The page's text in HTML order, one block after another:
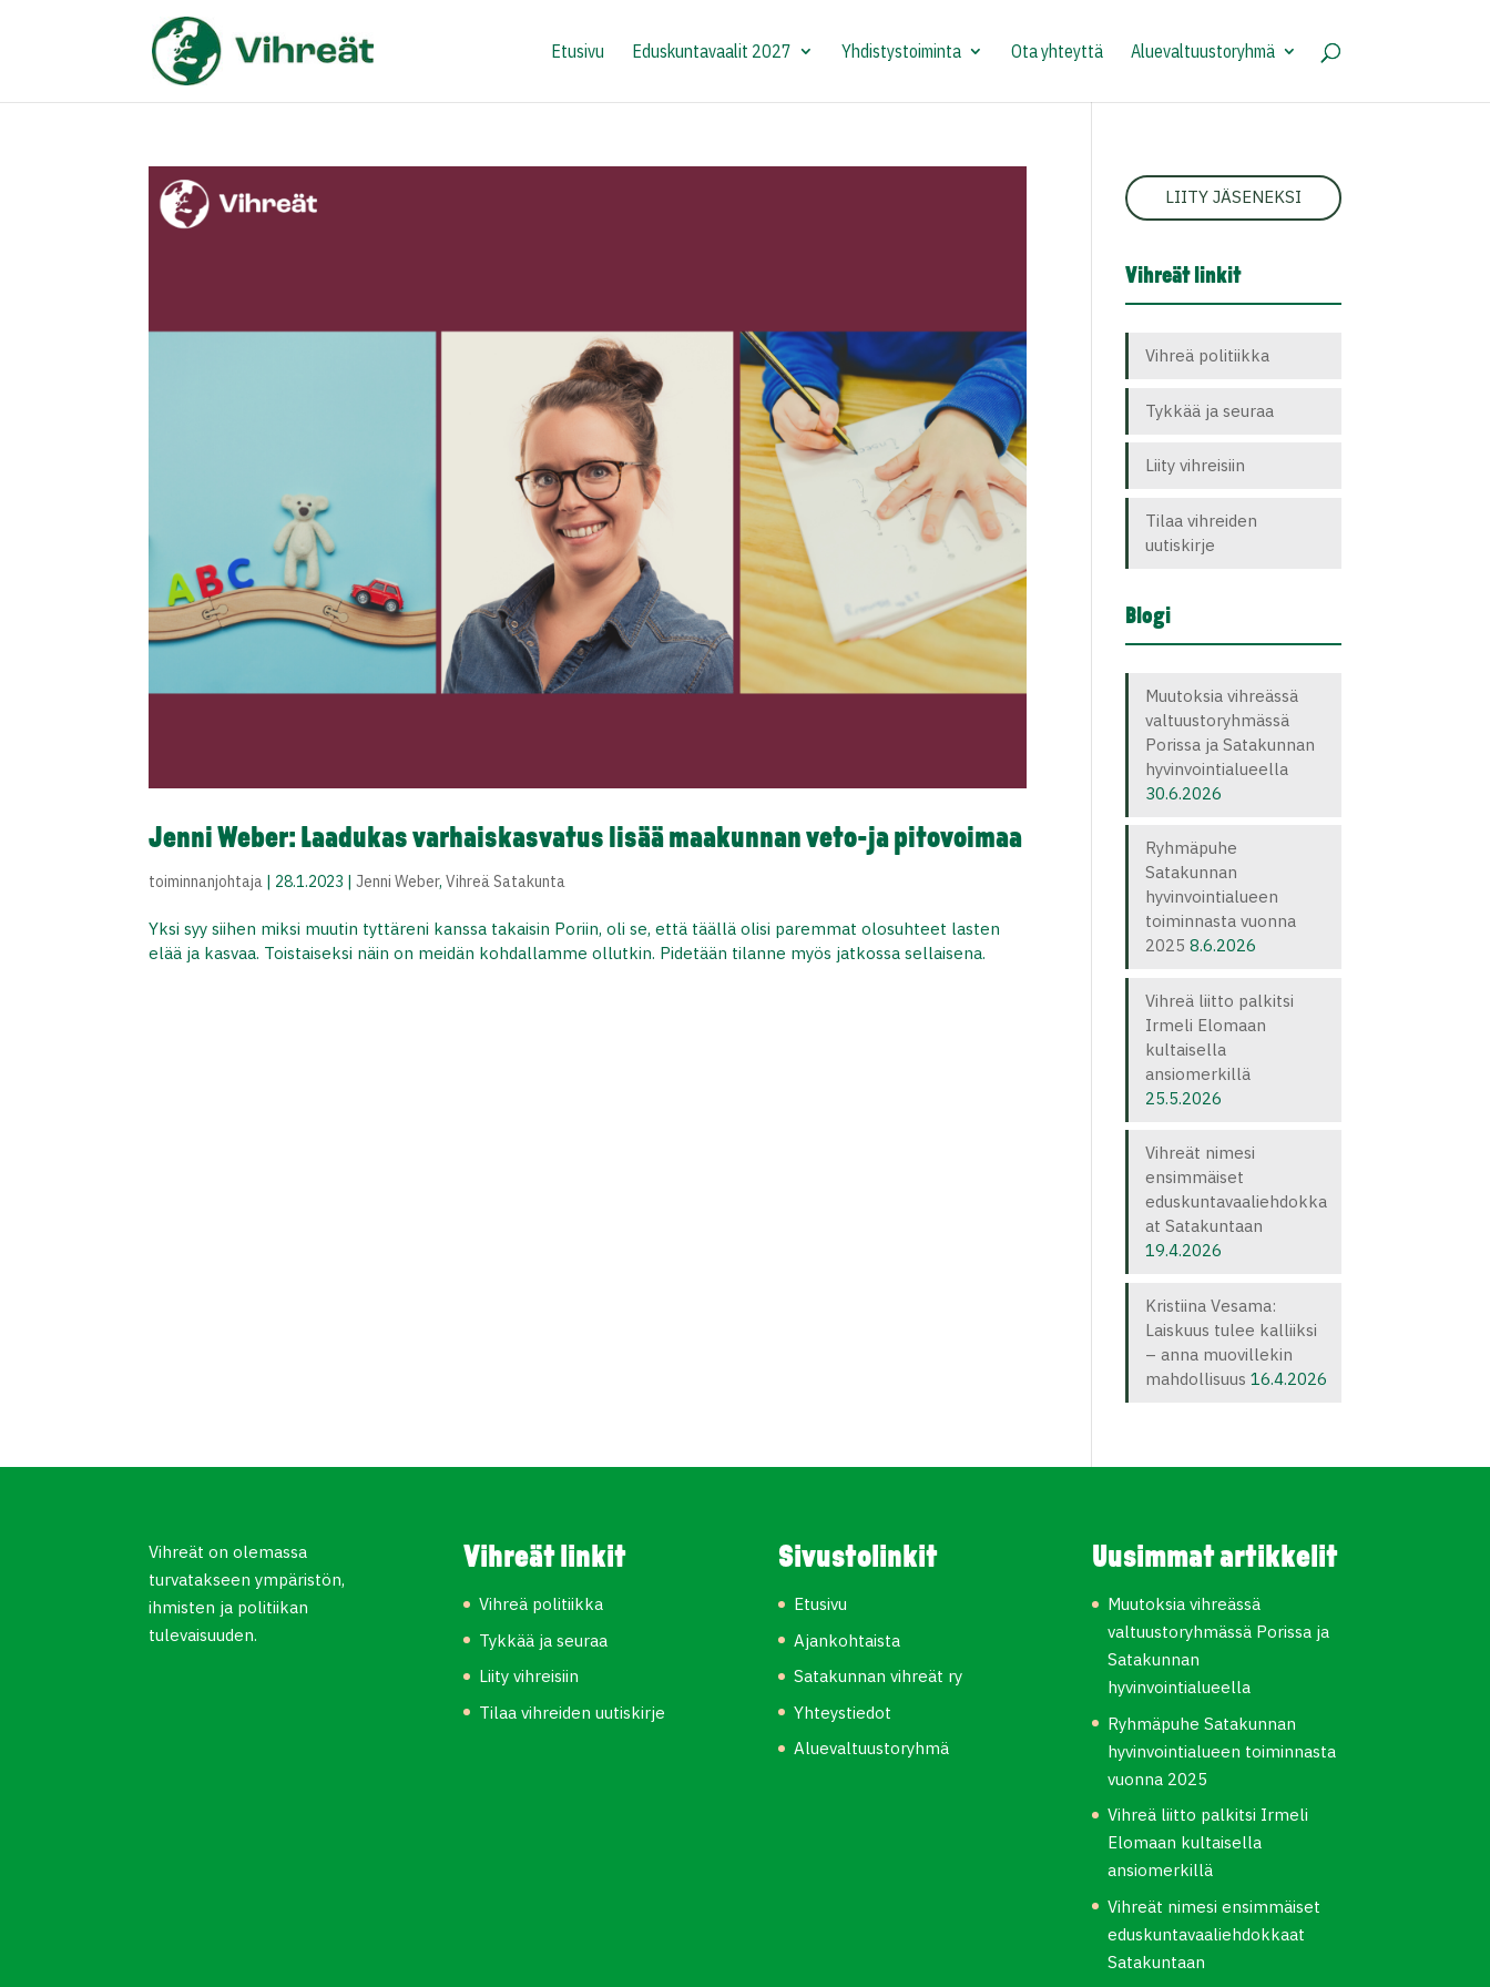
Etusivu Eduskuntavaalit 2027 Yhdistystoiminta Ota yhteyttä Aluevaltuustoryhmä
Jenni Weber: Laadukas varhaiskasvatus lisää maakunnan veto-ja pitovoimaa
toiminnanjohtaja 28.1.2023 |Jenni Weber,Vihreä Satakunta
Yksi syy siihen miksi muutin tyttäreni kanssa takaisin Poriin, oli se, että täällä olisi paremmat olosuhteet lasten
elää ja kasvaa. Toistaiseksi näin on meidän kohdallamme ollutkin. Pidetään tilanne myös jatkossa sellaisena.
LIITY JÄSENEKSI
Vihreät linkit
Vihreä politiikka
Tykkää ja seuraa
Liity vihreisiin
Tilaa vihreiden
uutiskirje
Blogi
Muutoksia vihreässä
valtuustoryhmässä
Porissa ja Satakunnan
hyvinvointialueella
30.6.2026
Ryhmäpuhe
Satakunnan
hyvinvointialueen
toiminnasta vuonna
2025 8.6.2026
Vihreä liitto palkitsi
Irmeli Elomaan
kultaisella
ansiomerkillä
25.5.2026
Vihreät nimesi
ensimmäiset
eduskuntavaaliehdokka
at Satakuntaan
19.4.2026
Kristiina Vesama:
Laiskuus tulee kalliiksi
– anna muovillekin
mahdollisuus 16.4.2026
Vihreät on olemassa
turvatakseen ympäristön,
ihmisten ja politiikan
tulevaisuuden.
Vihreät linkit
Vihreä politiikka
Tykkää ja seuraa
Liity vihreisiin
Tilaa vihreiden uutiskirje
Sivustolinkit
Etusivu
Ajankohtaista
Satakunnan vihreät ry
Yhteystiedot
Aluevaltuustoryhmä
Uusimmat artikkelit
Muutoksia vihreässä
valtuustoryhmässä Porissa ja
Satakunnan
hyvinvointialueella
Ryhmäpuhe Satakunnan
hyvinvointialueen toiminnasta
vuonna 2025
Vihreä liitto palkitsi Irmeli
Elomaan kultaisella
ansiomerkillä
Vihreät nimesi ensimmäiset
eduskuntavaaliehdokkaat
Satakuntaan